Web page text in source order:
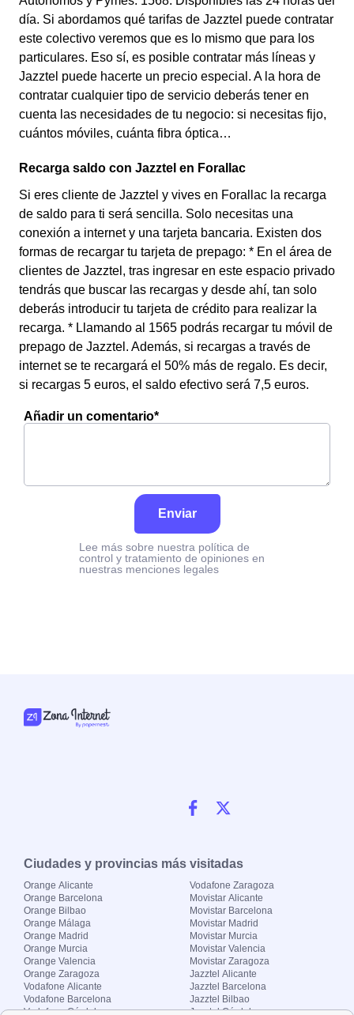
día. Si abordamos qué tarifas de Jazztel puede contratar
este colectivo veremos que es lo mismo que para los
particulares. Eso sí, es posible contratar más líneas y
Jazztel puede hacerte un precio especial. A la hora de
contratar cualquier tipo de servicio deberás tener en
cuenta las necesidades de tu negocio: si necesitas fijo,
cuántos móviles, cuánta fibra óptica…
Recarga saldo con Jazztel en Forallac
Si eres cliente de Jazztel y vives en Forallac la recarga
de saldo para ti será sencilla. Solo necesitas una
conexión a internet y una tarjeta bancaria. Existen dos
formas de recargar tu tarjeta de prepago: * En el área de
clientes de Jazztel, tras ingresar en este espacio privado
tendrás que buscar las recargas y desde ahí, tan solo
deberás introducir tu tarjeta de crédito para realizar la
recarga. * Llamando al 1565 podrás recargar tu móvil de
prepago de Jazztel. Además, si recargas a través de
internet se te recargará el 50% más de regalo. Es decir,
si recargas 5 euros, el saldo efectivo será 7,5 euros.
Añadir un comentario*
Enviar
Lee más sobre nuestra política de
control y tratamiento de opiniones en
nuestras menciones legales
Ciudades y provincias más visitadas
Orange Alicante
Orange Barcelona
Orange Bilbao
Orange Málaga
Orange Madrid
Orange Murcia
Orange Valencia
Orange Zaragoza
Vodafone Alicante
Vodafone Barcelona
Vodafone Córdoba
Vodafone Zaragoza
Movistar Alicante
Movistar Barcelona
Movistar Madrid
Movistar Murcia
Movistar Valencia
Movistar Zaragoza
Jazztel Alicante
Jazztel Barcelona
Jazztel Bilbao
Jazztel Córdoba